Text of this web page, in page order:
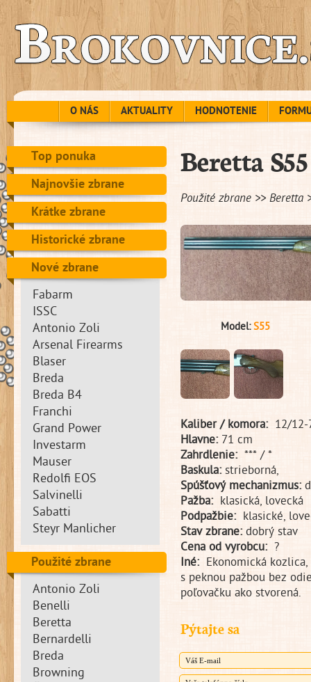
O NÁS AKTUALITY HODNOTENIE
Top ponuka
Najnovšie zbrane
Krátke zbrane
Historické zbrane
Nové zbrane
Fabarm
ISSC
Antonio Zoli
Arsenal Firearms
Blaser
Breda
Breda B4
Franchi
Grand Power
Investarm
Mauser
Redolfi EOS
Salvinelli
Sabatti
Steyr Manlicher
Použité zbrane
Antonio Zoli
Benelli
Beretta
Bernardelli
Breda
Browning
Beretta S55
Použité zbrane >> Beretta
Model:S55
Kaliber / komora: 12/
Hlavne: 71 cm
Zahrdlenie: *** / *
Baskula: strieborná,
Spúšťový mechanizmus:
Pažba: klasická, lovecká
Podpažbie: klasické,
Stav zbrane: dobrý stav
Cena od vyrobcu: ?
Iné: Ekonomická
s peknou pažbou bez
poľovačku ako stvorená.
Pýtajte sa